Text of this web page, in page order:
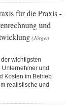
für die Praxis -
und
(Jörgen
wichtigsten
und
Kosten im Betrieb
realistische und